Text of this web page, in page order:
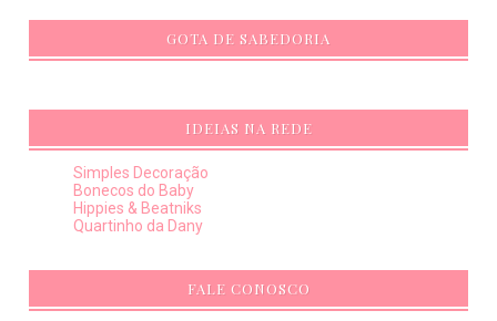
GOTA DE SABEDORIA
IDEIAS NA REDE
Simples Decoração
Bonecos do Baby
Hippies & Beatniks
Quartinho da Dany
FALE CONOSCO